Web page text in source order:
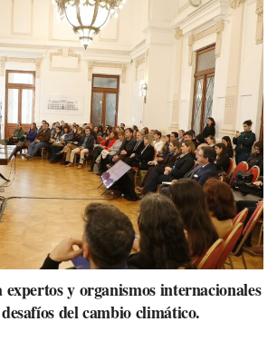
expertos y organismos internacionales
del cambio climático.